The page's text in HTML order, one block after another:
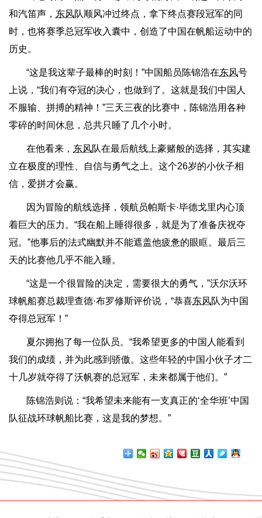
和汽笛声， 东风队顺风冲过终点，拿下终点赛段冠军的同
时，也将赛季总冠军收入囊中，创造了中国在帆船运动中的
历史。
“这是我这辈子最棒的时刻！”中国船员陈锦浩在东风号
上说，“我们有夺冠的决心，也做到了。这就是我们中国人
不服输、拼搏的精神！”三天三夜的比赛中，陈锦浩用各种
零碎的时间休息，总共只睡了几个小时。
在他看来， 东风队在最后航线上豪赌般的选择，其实建
立在极度的理性、自信与勇气之上。这个26岁的小伙子相
信，爱拼才会赢。
因为冒险的航线选择，领航员帕斯卡·毕德戈里内心顶
着巨大的压力。“我在船上睡得很多，就是为了准备庆祝夺
冠。”他事后的法式幽默并不能遮盖他疲惫的眼眶。最后三
天的比赛他几乎不能入睡。
“这是一个很冒险的决定，需要很大的勇气，”沃尔沃环
球帆船赛总裁理查德·布罗修斯评价说，“恭喜东风队为中国
夺得总冠军！”
夏尔拥抱了每一位队员。“我希望更多的中国人能看到
我们的成绩，并为此感到骄傲。这些年轻的中国小伙子才二
十几岁就夺得了沃帆赛的总冠军，未来都属于他们。”
陈锦浩则说：“我希望未来能有一支真正的‘全华班’中国
队征战环球帆船比赛，这是我的梦想。”